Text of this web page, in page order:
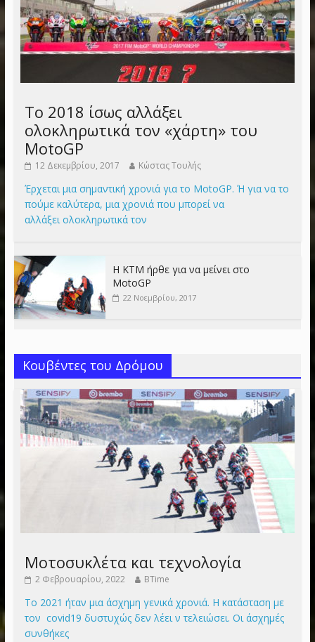
Το 2018 ίσως αλλάξει
ολοκληρωτικά τον «χάρτη» του
MotoGP
12 Δεκεμβρίου, 2017 Κώστας Τουλής
Έρχεται μια σημαντική χρονιά για το MotoGP. Ή για να το
πούμε καλύτερα, μια χρονιά που μπορεί να
αλλάξει ολοκληρωτικά τον
Η KTM ήρθε για να μείνει στο
MotoGP
22 Νοεμβρίου, 2017
Κουβέντες του Δρόμου
Μοτοσυκλέτα και τεχνολογία
2 Φεβρουαρίου, 2022 BTime
Το 2021 ήταν μια άσχημη γενικά χρονιά. Η κατάσταση με
τον covid19 δυστυχώς δεν λέει ν τελειώσει. Οι άσχημές
συνθήκες